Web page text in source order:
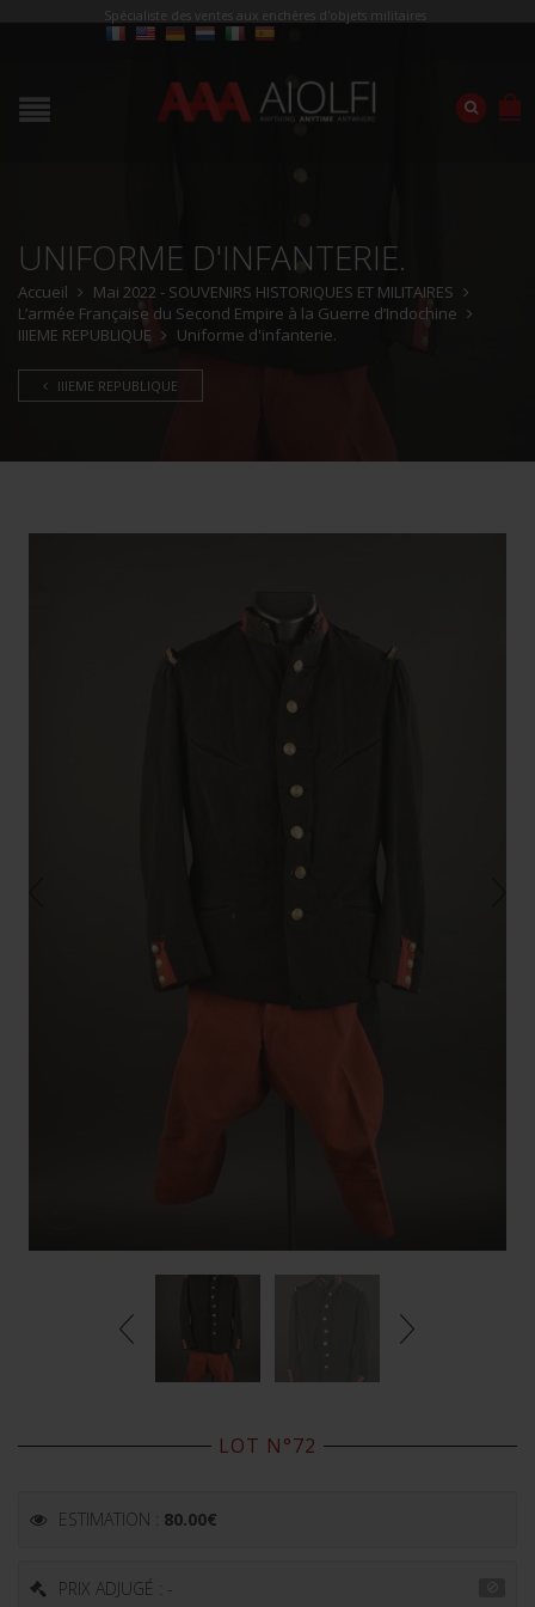
Spécialiste des ventes aux enchères d'objets militaires
UNIFORME D'INFANTERIE.
Accueil
Mai 2022 - SOUVENIRS HISTORIQUES ET MILITAIRES
L’armée Française du Second Empire à la Guerre d’Indochine
IIIEME REPUBLIQUE
Uniforme d'infanterie.
IIIEME REPUBLIQUE
LOT N°72
ESTIMATION : 80.00€
PRIX ADJUGÉ : -